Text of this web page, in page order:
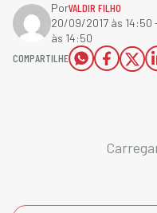
PorVALDIR FILHO
20/09/2017 às 14:50
às 14:50
COMPARTILHE